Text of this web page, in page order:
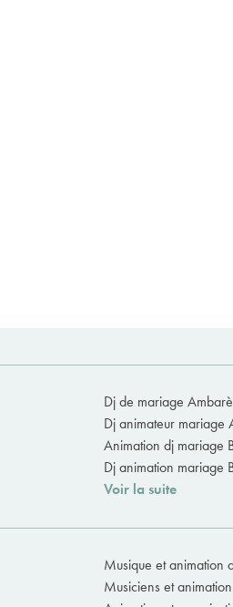
Dj de mariage
Dj animateur mariage
Animation dj mariage
Dj animation mariage
Voir la suite
Musique et animation
Musiciens et